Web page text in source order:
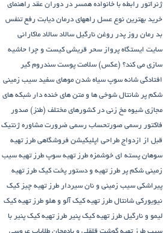
ژنراتور رابطه با خانواده همسر در دوران عقد راهنمای
خرید بهترین نوع عسل راههای درمان دیابت رفع تنفس
بد رمان روز پدر روغن نارگیل سالاد سالاد ماکارانی
سایت ایستگاه پرواز سحر قریشی کیست و چرا حاشیه
سازی می کند؟ (عکس) سلامت پوست سندروم گیر
افتادگی شانه سوپ سیاه شدن موهای سفید سیب زمینی
شکم پر شانتال شوخی ها و متن های خنده دار شبکه های
مجازی شیوه مخ زنی در کشورهای مختلف (طنز) صدور
فاکتور رسمی صورتحساب رسمی ضرورت مشاوره ژنتیک
قبل از ازدواج طراحی اپلیکیشن فروشگاهی طرز تهیه
سوهان پسته ای خوشمزه طرز تهیه سوپ طرز تهیه سیب
زمینی شکم پر طرز تهیه و دستور پخت کیک طرز تهیه
پیراشكی سيب زمينی و نان سیردار طرز تهیه چیز کیک
نیویورکی شانتال طرز تهیه کیک آلو و هلو طرز تهیه کیک
لیمو و نارگیل طرز تهیه کیک پنیر طرز تهیه کیک پنیر با